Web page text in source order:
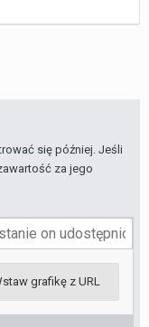
się później. Jeśli
za jego
grafikę z URL